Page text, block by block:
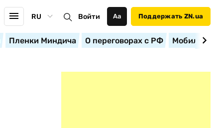
RU Войти Аа Поддержать ZN.ua
Пленки Миндича О переговорах с РФ